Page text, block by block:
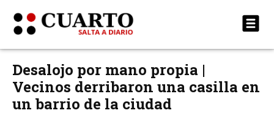
Desalojo por mano propia |
Vecinos derribaron una casilla en
un barrio de la ciudad